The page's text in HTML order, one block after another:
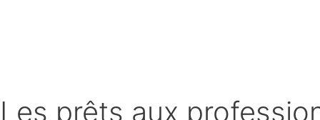
Les prêts aux